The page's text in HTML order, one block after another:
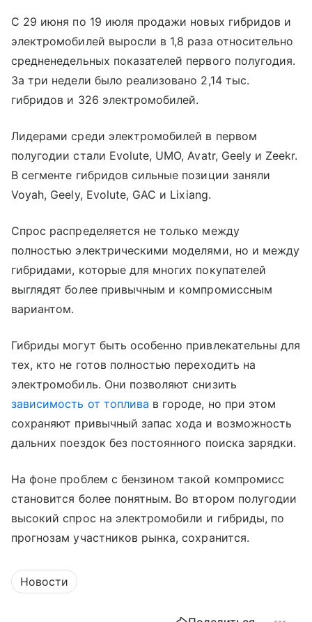
С 29 июня по 19 июля продажи новых гибридов и
электромобилей выросли в 1,8 раза относительно
средненедельных показателей первого полугодия.
За три недели было реализовано 2,14 тыс.
гибридов и 326 электромобилей.
Лидерами среди электромобилей в первом
полугодии стали Evolute, UMO, Avatr, Geely и Zeekr.
В сегменте гибридов сильные позиции заняли
Voyah, Geely, Evolute, GAC и Lixiang.
Спрос распределяется не только между
полностью электрическими моделями, но и между
гибридами, которые для многих покупателей
выглядят более привычным и компромиссным
вариантом.
Гибриды могут быть особенно привлекательны для
тех, кто не готов полностью переходить на
электромобиль. Они позволяют снизить
зависимость от топлива в городе, но при этом
сохраняют привычный запас хода и возможность
дальних поездок без постоянного поиска зарядки.
На фоне проблем с бензином такой компромисс
становится более понятным. Во втором полугодии
высокий спрос на электромобили и гибриды, по
прогнозам участников рынка, сохранится.
Новости